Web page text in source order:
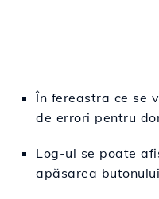
În fereastra ce se
de errori pentru
Log-ul se poate
apăsarea